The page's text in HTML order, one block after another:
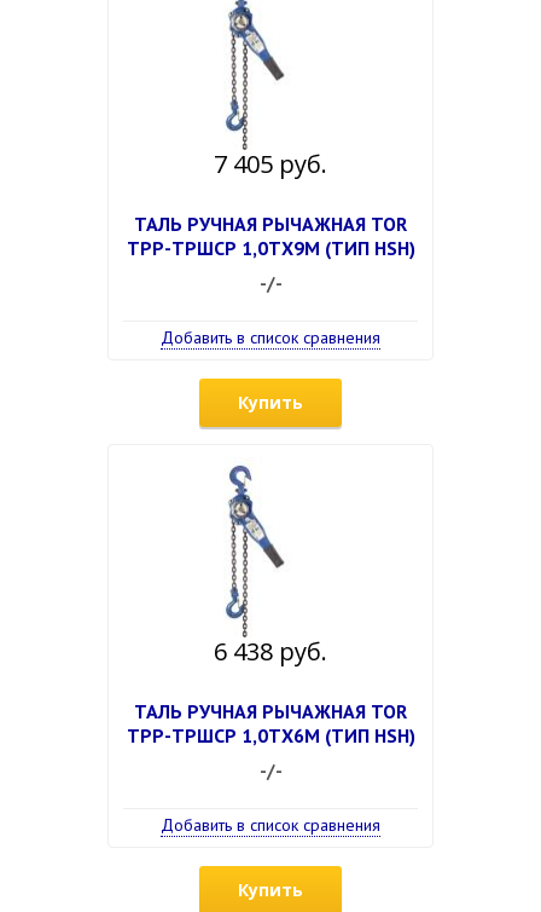
7 405 руб.
ТАЛЬ РУЧНАЯ РЫЧАЖНАЯ TOR
ТРР-ТРШСР 1,0ТХ9М (ТИП HSH)
-/-
Добавить в список сравнения
Купить
6 438 руб.
ТАЛЬ РУЧНАЯ РЫЧАЖНАЯ TOR
ТРР-ТРШСР 1,0ТХ6М (ТИП HSH)
-/-
Добавить в список сравнения
Купить